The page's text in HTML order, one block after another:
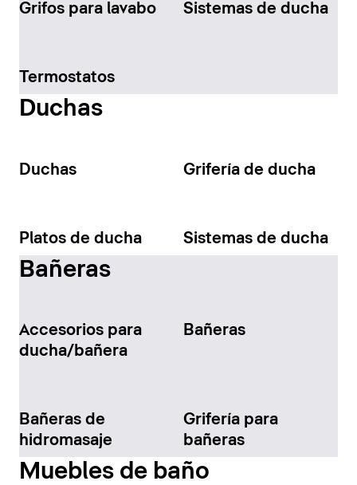
Grifos para lavabo Sistemas de ducha
Termostatos
Duchas
Duchas Grifería de ducha
Platos de ducha Sistemas de ducha
Bañeras
Accesorios para
ducha/bañera
Bañeras
Bañeras de
hidromasaje
Grifería para
bañeras
Muebles de baño